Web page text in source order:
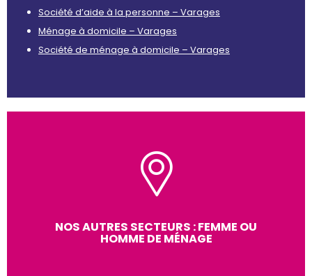
Société d’aide à la personne – Varages
Ménage à domicile – Varages
Société de ménage à domicile – Varages
NOS AUTRES SECTEURS : FEMME OU
HOMME DE MÉNAGE